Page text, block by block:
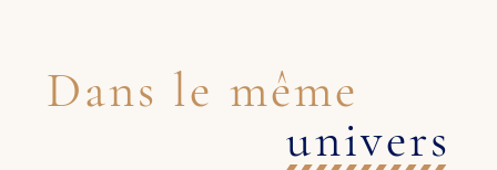
Dans le même
univers